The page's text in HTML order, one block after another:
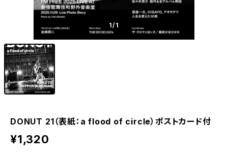
1/1
DONUT 21（表紙：a flood of circle）ポストカード付
¥1,320